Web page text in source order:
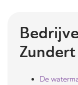
Zundert
De